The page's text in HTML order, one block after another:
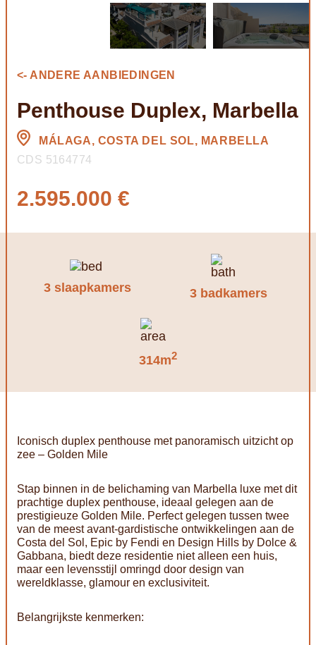
<- ANDERE AANBIEDINGEN
Penthouse Duplex, Marbella
MÁLAGA, COSTA DEL SOL, MARBELLA
CDS 5164774
2.595.000 €
3 slaapkamers 3 badkamers
314m2
Iconisch duplex penthouse met panoramisch uitzicht op
zee – Golden Mile
Stap binnen in de belichaming van Marbella luxe met dit
prachtige duplex penthouse, ideaal gelegen aan de
prestigieuze Golden Mile. Perfect gelegen tussen twee
van de meest avant-gardistische ontwikkelingen aan de
Costa del Sol, Epic by Fendi en Design Hills by Dolce &
Gabbana, biedt deze residentie niet alleen een huis,
maar een levensstijl omringd door design van
wereldklasse, glamour en exclusiviteit.
Belangrijkste kenmerken: